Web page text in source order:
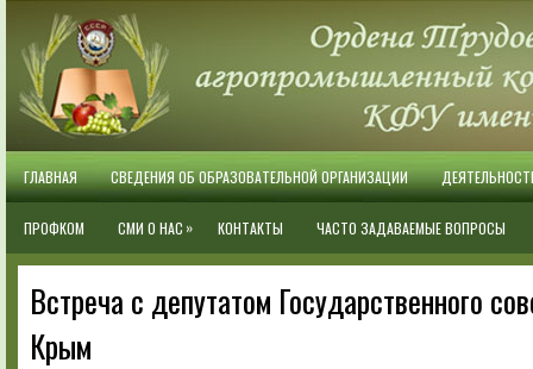
ГЛАВНАЯ СВЕДЕНИЯ ОБ ОБРАЗОВАТЕЛЬНОЙ ОРГАНИЗАЦИИ
ПРОФКОМ СМИ О НАС » КОНТАКТЫ ЧАСТО ЗАДАВАЕМЫЕ ВОПРОСЫ
Встреча с депутатом Государственного
Крым